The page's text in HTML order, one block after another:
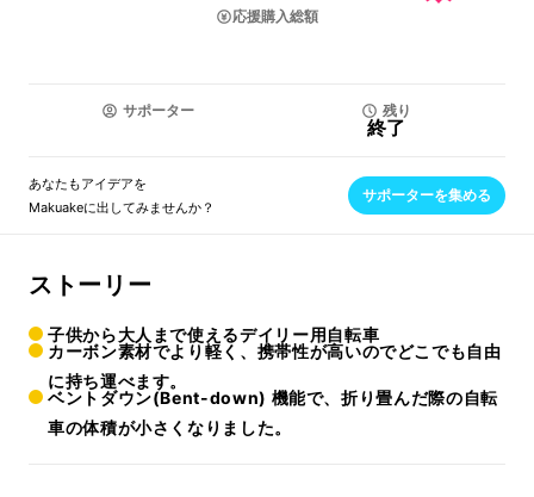
応援購入総額
サポーター 残り
終了
あなたもアイデアを
Makuakeに出してみませんか？
サポーターを集める
ストーリー
子供から大人まで使えるデイリー用自転車
カーボン素材でより軽く、携帯性が高いのでどこでも自由
に持ち運べます。
ベントダウン(Bent-down) 機能で、折り畳んだ際の自転
車の体積が小さくなりました。